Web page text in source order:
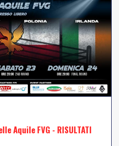
Aquile FVG - RISULTATI